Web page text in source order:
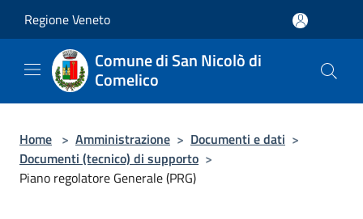
Regione Veneto
Comune di San Nicolò di
Comelico
Home > Amministrazione > Documenti e dati >
Documenti (tecnico) di supporto >
Piano regolatore Generale (PRG)